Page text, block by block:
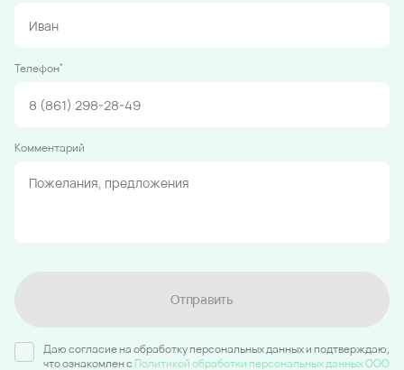
Телефон*
Комментарий
Отправить
Даю согласие на обработку персональных данных и подтверждаю,
что ознакомлен c Политикой обработки персональных данных ООО